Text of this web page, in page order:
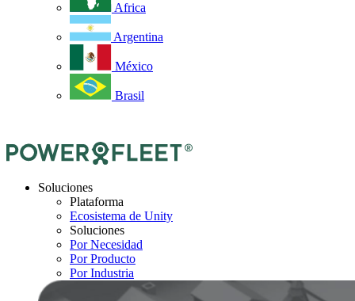
Africa
Argentina
México
Brasil
Soluciones
Plataforma
Ecosistema de Unity
Soluciones
Por Necesidad
Por Producto
Por Industria